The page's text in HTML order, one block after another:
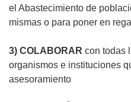
el Abastecimiento de
mismas o para poner en
3) COLABORAR con todas
organismos e instituciones
asesoramiento